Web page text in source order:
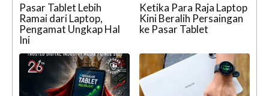
Pasar Tablet Lebih
Ramai dari Laptop,
Pengamat Ungkap Hal
Ini
Ketika Para Raja Laptop
Kini Beralih Persaingan
ke Pasar Tablet